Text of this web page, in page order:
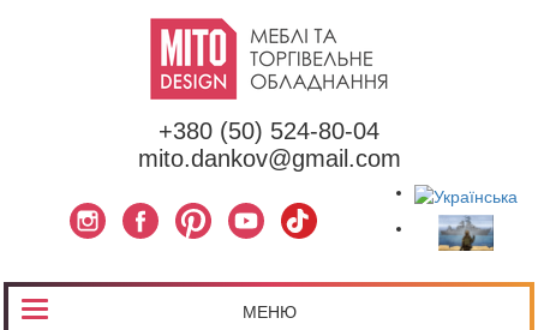
+380 (50) 524-80-04
mito.dankov@gmail.com
МЕНЮ